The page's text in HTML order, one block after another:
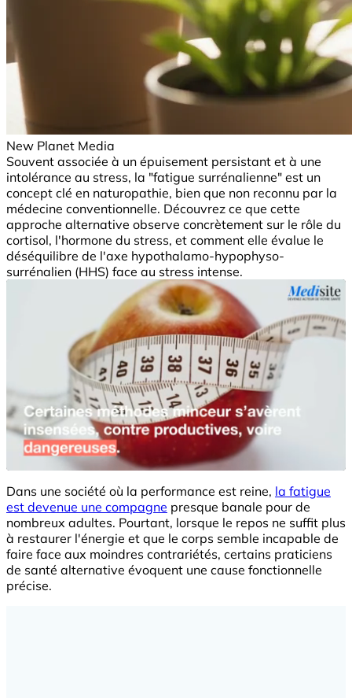
New Planet Media
Souvent associée à un épuisement persistant et à une
intolérance au stress, la "fatigue surrénalienne" est un
concept clé en naturopathie, bien que non reconnu par la
médecine conventionnelle. Découvrez ce que cette
approche alternative observe concrètement sur le rôle du
cortisol, l'hormone du stress, et comment elle évalue le
déséquilibre de l'axe hypothalamo-hypophyso-
surrénalien (HHS) face au stress intense.
Dans une société où la performance est reine, la fatigue
est devenue une compagne presque banale pour de
nombreux adultes. Pourtant, lorsque le repos ne suffit plus
à restaurer l'énergie et que le corps semble incapable de
faire face aux moindres contrariétés, certains praticiens
de santé alternative évoquent une cause fonctionnelle
précise.